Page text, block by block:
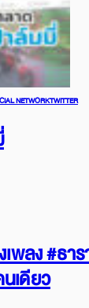
NETWORKTWITTER
พลง #ธา
เดียว